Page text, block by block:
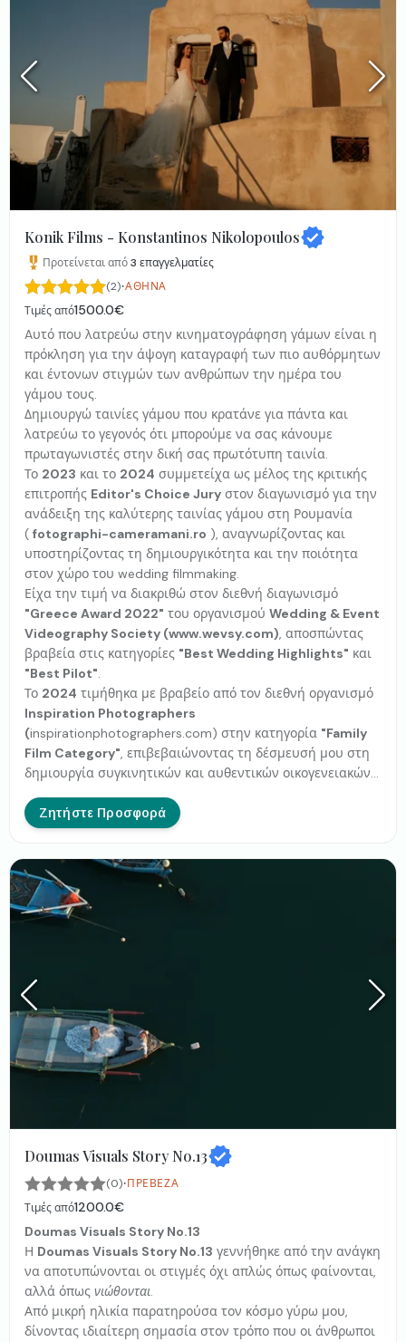
Konik Films - Konstantinos Nikolopoulos
Προτείνεται από3 επαγγελματίες
(2)·ΑΘΉΝΑ
Τιμές από1500.0€
Aυτό που λατρεύω στην κινηματογράφηση γάμων είναι η
πρόκληση για την άψογη καταγραφή των πιο αυθόρμητων
και έντονων στιγμών των ανθρώπων την ημέρα του
γάμου τους.
Δημιουργώ ταινίες γάμου που κρατάνε για πάντα και
λατρεύω το γεγονός ότι μπορούμε να σας κάνουμε
πρωταγωνιστές στην δική σας πρωτότυπη ταινία.
Το 2023 και το 2024 συμμετείχα ως μέλος της κριτικής
επιτροπής Editor's Choice Jury στον διαγωνισμό για την
ανάδειξη της καλύτερης ταινίας γάμου στη Ρουμανία
( fotographi-cameramani.ro ), αναγνωρίζοντας και
υποστηρίζοντας τη δημιουργικότητα και την ποιότητα
στον χώρο του wedding filmmaking.
Είχα την τιμή να διακριθώ στον διεθνή διαγωνισμό
"Greece Award 2022" του οργανισμού Wedding & Event
Videography Society (www.wevsy.com), αποσπώντας
βραβεία στις κατηγορίες "Best Wedding Highlights" και
"Best Pilot".
Το 2024 τιμήθηκα με βραβείο από τον διεθνή οργανισμό
Inspiration Photographers
(inspirationphotographers.com) στην κατηγορία "Family
Film Category", επιβεβαιώνοντας τη δέσμευσή μου στη
δημιουργία συγκινητικών και αυθεντικών οικογενειακών
Ζητήστε Προσφορά
Doumas Visuals Story No.13
(0)·ΠΡΈΒΕΖΑ
Τιμές από1200.0€
Doumas Visuals Story No.13
Η Doumas Visuals Story No.13 γεννήθηκε από την ανάγκη
να αποτυπώνονται οι στιγμές όχι απλώς όπως φαίνονται,
αλλά όπως νιώθονται.
Από μικρή ηλικία παρατηρούσα τον κόσμο γύρω μου,
δίνοντας ιδιαίτερη σημασία στον τρόπο που οι άνθρωποι